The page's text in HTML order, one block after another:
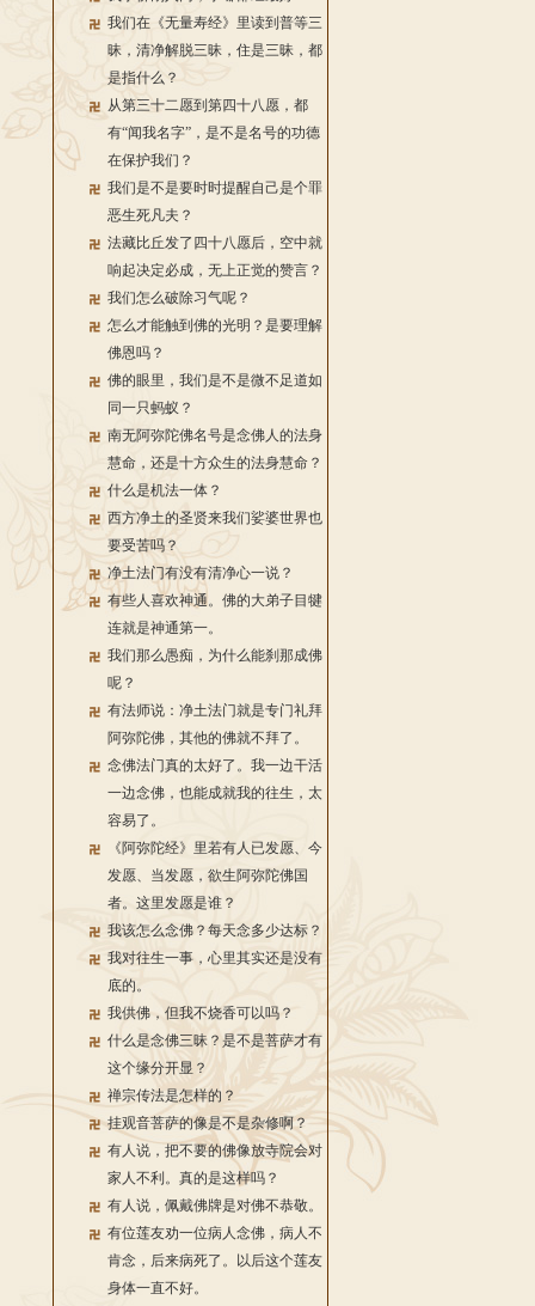
我们在《无量寿经》里读到普等三
昧，清净解脱三昧，住是三昧，都
是指什么？
从第三十二愿到第四十八愿，都
有“闻我名字”，是不是名号的功德
在保护我们？
我们是不是要时时提醒自己是个罪
恶生死凡夫？
法藏比丘发了四十八愿后，空中就
响起决定必成，无上正觉的赞言？
我们怎么破除习气呢？
怎么才能触到佛的光明？是要理解
佛恩吗？
佛的眼里，我们是不是微不足道如
同一只蚂蚁？
南无阿弥陀佛名号是念佛人的法身
慧命，还是十方众生的法身慧命？
什么是机法一体？
西方净土的圣贤来我们娑婆世界也
要受苦吗？
净土法门有没有清净心一说？
有些人喜欢神通。佛的大弟子目犍
连就是神通第一。
我们那么愚痴，为什么能刹那成佛
呢？
有法师说：净土法门就是专门礼拜
阿弥陀佛，其他的佛就不拜了。
念佛法门真的太好了。我一边干活
一边念佛，也能成就我的往生，太
容易了。
《阿弥陀经》里若有人已发愿、今
发愿、当发愿，欲生阿弥陀佛国
者。这里发愿是谁？
我该怎么念佛？每天念多少达标？
我对往生一事，心里其实还是没有
底的。
我供佛，但我不烧香可以吗？
什么是念佛三昧？是不是菩萨才有
这个缘分开显？
禅宗传法是怎样的？
挂观音菩萨的像是不是杂修啊？
有人说，把不要的佛像放寺院会对
家人不利。真的是这样吗？
有人说，佩戴佛牌是对佛不恭敬。
有位莲友劝一位病人念佛，病人不
肯念，后来病死了。以后这个莲友
身体一直不好。